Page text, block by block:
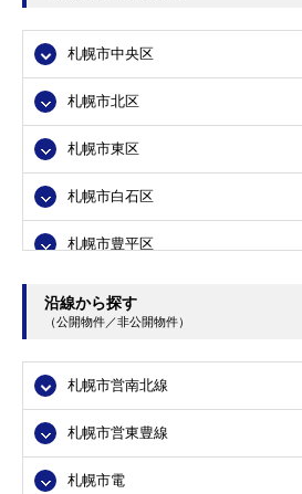
札幌市中央区
札幌市北区
札幌市東区
札幌市白石区
札幌市豊平区
札幌市厚別区
札幌市手稲区
札幌市清田区
沿線から探す
（公開物件／非公開物件）
札幌市営南北線
札幌市営東豊線
札幌市電